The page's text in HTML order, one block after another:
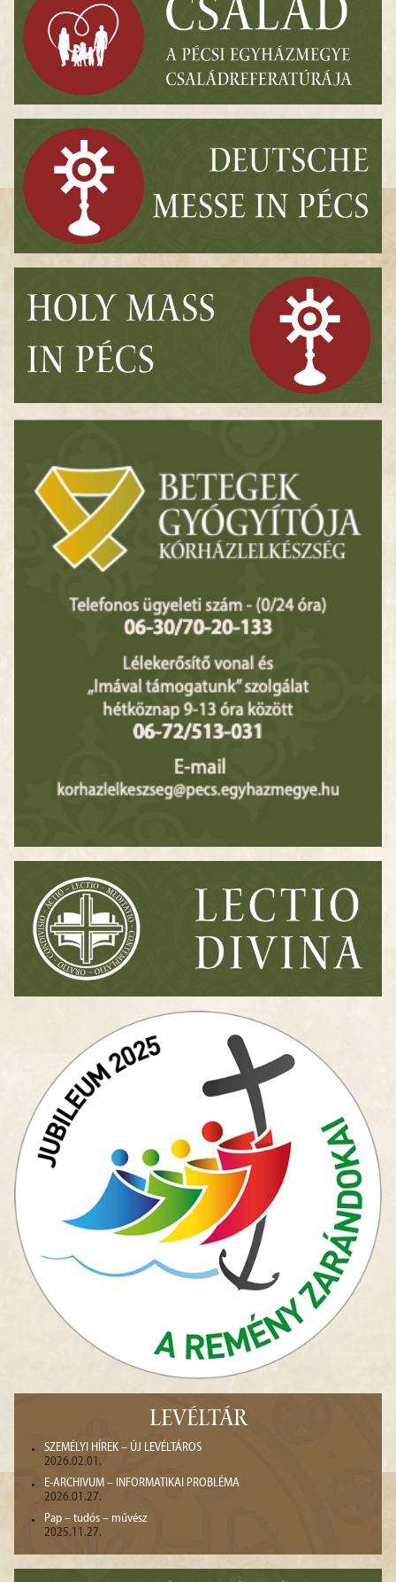
LEVÉLTÁR
SZEMÉLYI HÍREK – ÚJ LEVÉLTÁROS
2026.02.01.
E-ARCHIVUM – INFORMATIKAI PROBLÉMA
2026.01.27.
Pap – tudós – művész
2025.11.27.